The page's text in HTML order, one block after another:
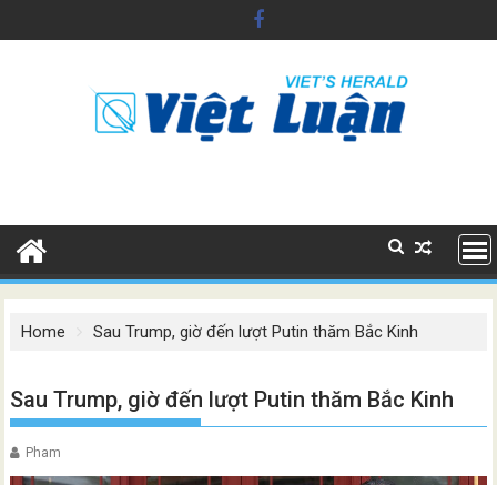
to
Home Sau Trump, giờ đến lượt Putin thăm Bắc Kinh
Sau Trump, giờ đến lượt Putin thăm Bắc Kinh
Pham